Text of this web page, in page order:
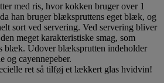
med ris, hvor kokken bruger over 1
han bruger blækspruttens eget blæk, og
sort ved servering. Ved servering bliver
meget karakteristiske smag, som
blæk. Udover blæksprutten indeholder
og cayennepeber.
ret så tilføj et lækkert glas hvidvin!